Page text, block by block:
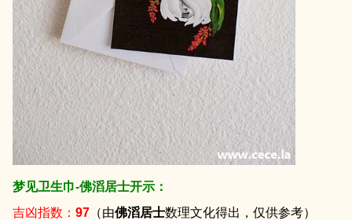
梦见卫生巾-佛滔居士开示：
吉凶指数： 97 （由佛滔居士数理文化得出，仅供参考）